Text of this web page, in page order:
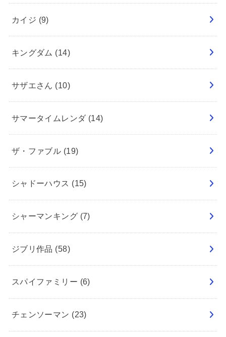
カイジ (9)
キングダム (14)
サザエさん (10)
サマータイムレンダ (14)
ザ・ファブル (19)
シャドーハウス (15)
シャーマンキング (7)
ジブリ作品 (58)
スパイファミリー (6)
チェンソーマン (23)